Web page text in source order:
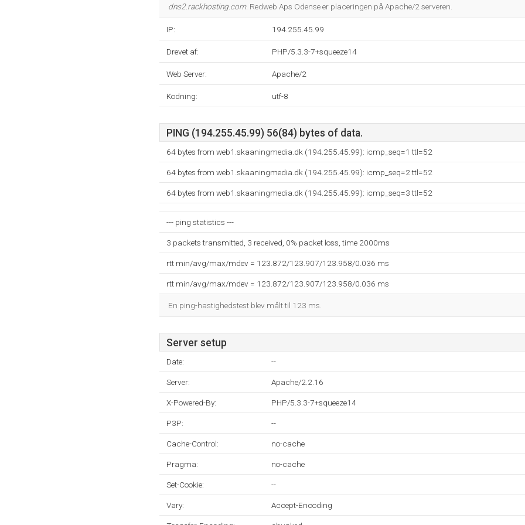
dns2.rackhosting.com. Redweb Aps Odense er placeringen på Apache/2 serveren.
IP: 194.255.45.99
Drevet af: PHP/5.3.3-7+squeeze14
Web Server: Apache/2
Kodning: utf-8
PING (194.255.45.99) 56(84) bytes of data.
64 bytes from web1.skaaningmedia.dk (194.255.45.99): icmp_seq=1 ttl=52
64 bytes from web1.skaaningmedia.dk (194.255.45.99): icmp_seq=2 ttl=52
64 bytes from web1.skaaningmedia.dk (194.255.45.99): icmp_seq=3 ttl=52
--- ping statistics ---
3 packets transmitted, 3 received, 0% packet loss, time 2000ms
rtt min/avg/max/mdev = 123.872/123.907/123.958/0.036 ms
rtt min/avg/max/mdev = 123.872/123.907/123.958/0.036 ms
En ping-hastighedstest blev målt til 123 ms.
Server setup
Date: --
Server: Apache/2.2.16
X-Powered-By: PHP/5.3.3-7+squeeze14
P3P: --
Cache-Control: no-cache
Pragma: no-cache
Set-Cookie: --
Vary: Accept-Encoding